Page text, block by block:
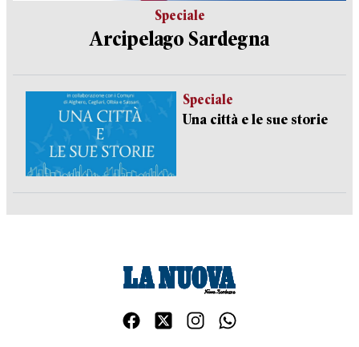
Speciale
Arcipelago Sardegna
Speciale
Una città e le sue storie